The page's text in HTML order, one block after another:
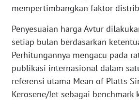
mempertimbangkan faktor
Penyesuaian harga Avtur
setiap bulan berdasarkan
Perhitungannya mengacu pada
publikasi internasional dalam
referensi utama Mean of Platts
Kerosene/Jet sebagai benchmark
WN
BARAT
WN
RIAU
WN